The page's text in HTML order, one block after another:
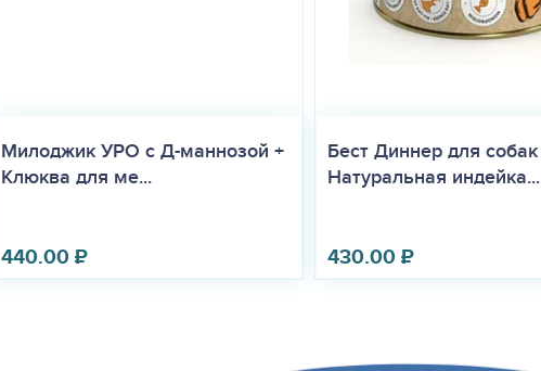
Милоджик УРО с Д-маннозой +
Клюква для ме...
440.00₽
Бест Диннер для собак
Натуральная индейка...
430.00₽